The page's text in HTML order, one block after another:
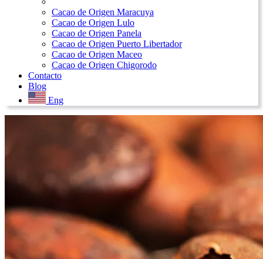
Cacao de Origen Maracuya
Cacao de Origen Lulo
Cacao de Origen Panela
Cacao de Origen Puerto Libertador
Cacao de Origen Maceo
Cacao de Origen Chigorodo
Contacto
Blog
Eng